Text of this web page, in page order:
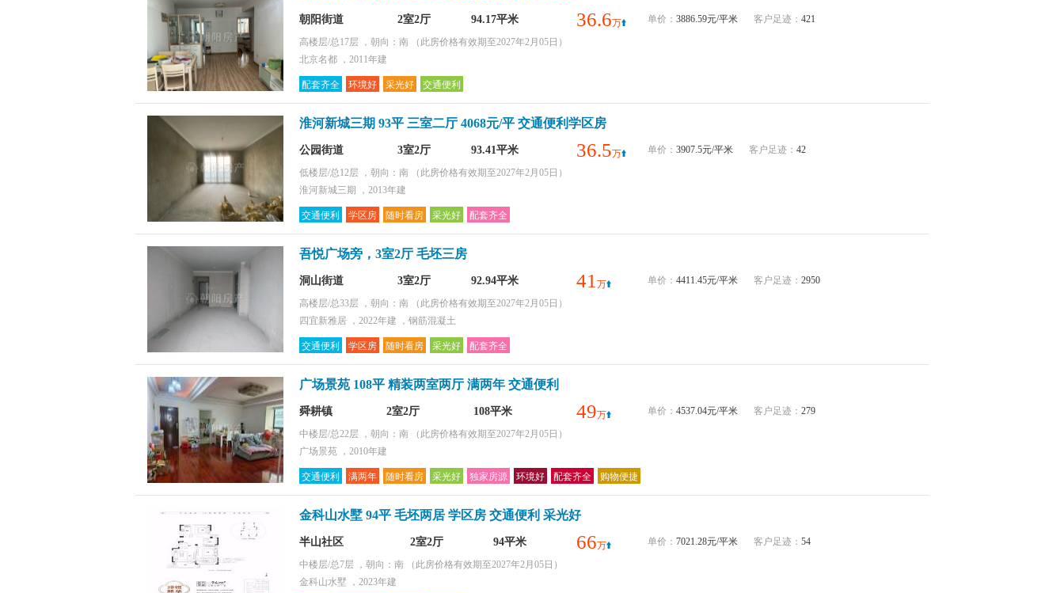
朝阳街道 2室2厅 94.17平米 36.6万 单价： 3886.59元/平米 客户足迹： 421
高楼层/总17层 ，朝向：南
（此房价格有效期至2027年2月05日）
北京名都 ，2011年建
配套齐全 环境好 采光好 交通便利
淮河新城三期 93平 三室二厅 4068元/平 交通便利学区房
公园街道 3室2厅 93.41平米 36.5万 单价： 3907.5元/平米 客户足迹： 42
低楼层/总12层 ，朝向：南
（此房价格有效期至2027年2月05日）
淮河新城三期 ，2013年建
交通便利 学区房 随时看房 采光好 配套齐全
吾悦广场旁，3室2厅 毛坯三房
洞山街道 3室2厅 92.94平米 41 万 单价： 4411.45元/平米 客户足迹： 2950
高楼层/总33层 ，朝向：南
（此房价格有效期至2027年2月05日）
四宜新雅居 ，2022年建 ，钢筋混凝土
交通便利 学区房 随时看房 采光好 配套齐全
广场景苑 108平 精装两室两厅 满两年 交通便利
舜耕镇 2室2厅 108平米 49万 单价： 4537.04元/平米 客户足迹： 279
中楼层/总22层 ，朝向：南
（此房价格有效期至2027年2月05日）
广场景苑 ，2010年建
交通便利 满两年 随时看房 采光好 独家房源 环境好 配套齐全 购物便捷
金科山水墅 94平 毛坯两居 学区房 交通便利 采光好
半山社区 2室2厅 94平米 66万 单价： 7021.28元/平米 客户足迹： 54
中楼层/总7层 ，朝向：南
（此房价格有效期至2027年2月05日）
金科山水墅 ，2023年建